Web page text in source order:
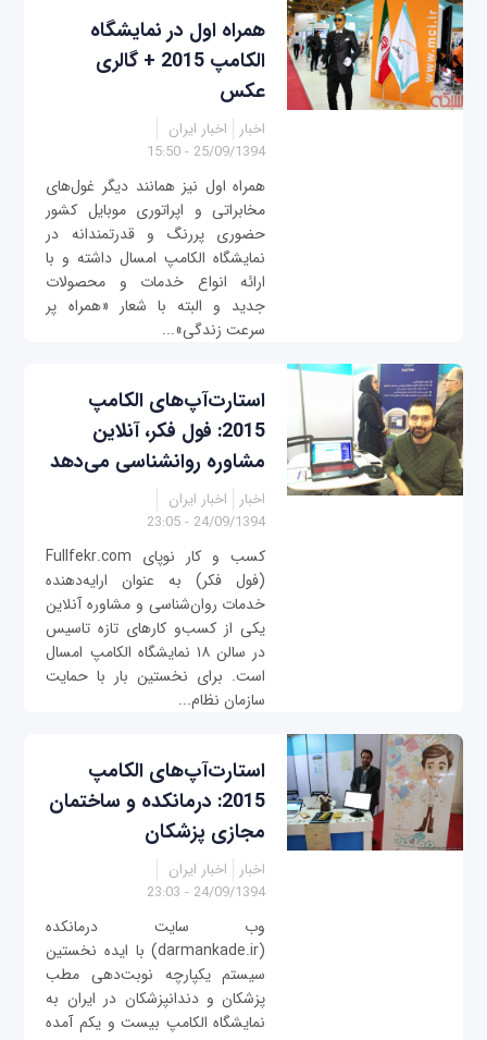
همراه اول در نمایشگاه
الکامپ 2015 + گالری
عکس
اخبار
اخبار ایران
25/09/1394 - 15:50
همراه اول نیز همانند دیگر غول‌های
مخابراتی و اپراتوری موبایل کشور
حضوری پررنگ و قدرتمندانه در
نمایشگاه الکامپ امسال داشته و با
ارائه انواع خدمات و محصولات
جدید و البته با شعار «همراه پر
سرعت زندگی»...
استارت‌آپ‌های الکامپ
2015: فول فکر، آنلاین
مشاوره روانشناسی می‌دهد
اخبار
اخبار ایران
24/09/1394 - 23:05
کسب و کار نوپای Fullfekr.com
(فول فکر) به عنوان ارایه‌دهنده
خدمات روان‌شناسی و مشاوره آنلاین
یکی از کسب‌و کارهای تازه تاسیس
در سالن ۱۸ نمایشگاه الکامپ امسال
است. برای نخستین بار با حمایت
سازمان نظام...
استارت‌آپ‌های الکامپ
2015: درمانکده و ساختمان
مجازی پزشکان
اخبار
اخبار ایران
24/09/1394 - 23:03
وب سایت درمانکده
(darmankade.ir) با ایده نخستین
سیستم‌ یکپارچه نوبت‌دهی مطب
پزشکان و دندانپزشکان در ایران به
نمایشگاه الکامپ بیست‌ و یکم آمده